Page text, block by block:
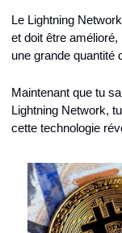
Le Lightning
et doit être
une grande quantité
Maintenant que tu
Lightning Network,
cette technologie